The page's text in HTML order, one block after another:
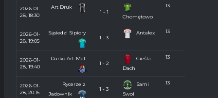
2026-01-
28, 18:30
Art Druk
1 - 1
Chomętowo
13
2026-01-
28, 19:05
Sąsiedzi Sipiory
1 - 3
Antałex 13
2026-01-
28, 19:40
Darko Art-Met
1 - 2
Cieśla
Dach
13
2026-01-
28, 20:15
Rycerze z
Jadownik
1 - 3
Sami
Swoi
13